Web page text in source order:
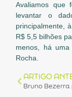
Avaliamos que
levantar o
principalmente,
R$ 5,5 bilhões
menos, há uma
Rocha.
ARTIGO